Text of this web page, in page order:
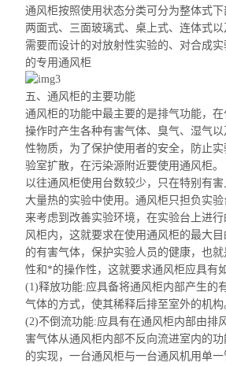
通风柜按照使用状态分类可分为整体式下
两面式、三面玻璃式、桌上式、连体式
需要而设计的对放射性实验的、对合成
的专用通风柜
五、通风柜的主要功能
通风柜的功能中最主要的是排气功能，
操作时产生各种有害气体、臭气、湿气
性物质，为了保护使用者的安全，防止
验室扩散，在污染源附近要使用通风柜。
以往通风柜使用 台数较少，只在特别有
大量热的实验中使用。通风柜只担负 实
来考虑到改善实验环境，在实验台上进
风柜内，这就要求在使用通风柜的最大
的有害气体，保护实验人员的健康，也
性和*的操作性，这就要求通风柜应具有
(1)释放功能:应具备将通风柜内部产生的
气体的方式，使其稀释后排至室外的机构
(2)不倒流功能:应具有在通风柜内部由排
害气体从通风柜内部不反向流进室内的
的实现，一台通风柜与一台通风机用单